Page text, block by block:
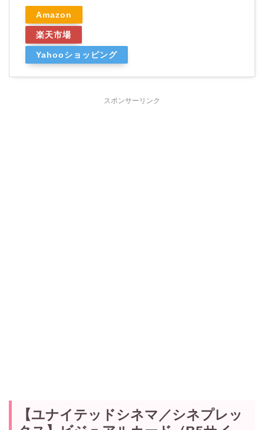
Amazon
楽天市場
Yahooショッピング
スポンサーリンク
【ユナイテッドシネマ／シネプレッ